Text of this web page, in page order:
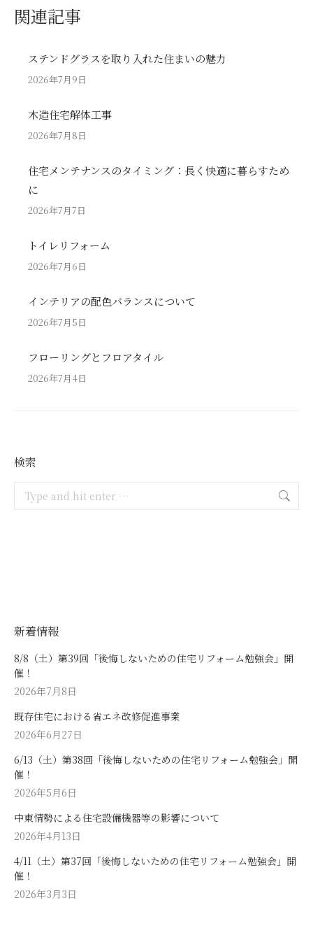
関連記事
ステンドグラスを取り入れた住まいの魅力
2026年7月9日
木造住宅解体工事
2026年7月8日
住宅メンテナンスのタイミング：長く快適に暮らすため
に
2026年7月7日
トイレリフォーム
2026年7月6日
インテリアの配色バランスについて
2026年7月5日
フローリングとフロアタイル
2026年7月4日
検索
新着情報
8/8（土）第39回「後悔しないための住宅リフォーム勉強会」開
催！
2026年7月8日
既存住宅における省エネ改修促進事業
2026年6月27日
6/13（土）第38回「後悔しないための住宅リフォーム勉強会」開
催！
2026年5月6日
中東情勢による住宅設備機器等の影響について
2026年4月13日
4/11（土）第37回「後悔しないための住宅リフォーム勉強会」開
催！
2026年3月3日